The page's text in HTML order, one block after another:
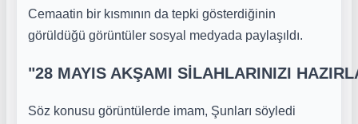
Cemaatin bir kısmının da tepki gösterdiğinin
görüldüğü görüntüler sosyal medyada paylaşıldı.
"28 MAYIS AKŞAMI SİLAHLARINIZI
Söz konusu görüntülerde imam, Şunları söyledi